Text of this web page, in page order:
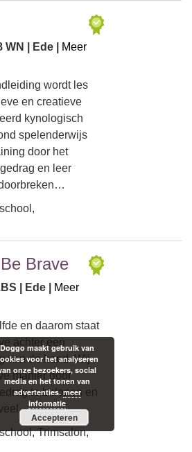
| Ede |
Meer
wordt les
en creatieve
kynologisch
spelenderwijs
door het
en leer
Brave
| Ede |
Meer
en daarom staat
achter een
van de hond. Wij
manier door
te belonen en
Trimsalon,
Doggo maakt gebruik van
voor het analyseren
onze bezoekers, social
media en het tonen van
advertenties.meer
informatie
Accepteren